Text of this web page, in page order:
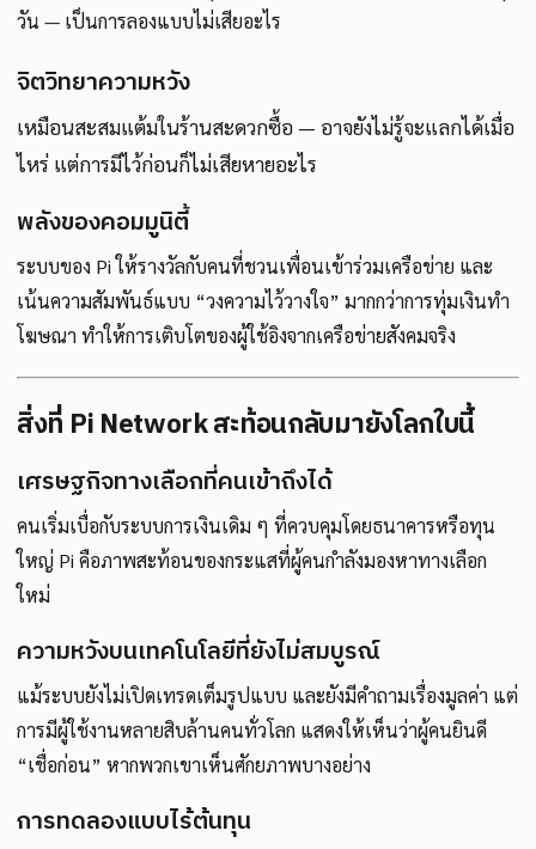
วัน — เป็นการลองแบบไม่เสียอะไร
จิตวิทยาความหวัง
เหมือนสะสมแต้มในร้านสะดวกซื้อ — อาจยังไม่รู้จะแลกได้เมื่อ
ไหร่ แต่การมีไว้ก่อนก็ไม่เสียหายอะไร
พลังของคอมมูนิตี้
ระบบของ Pi ให้รางวัลกับคนที่ชวนเพื่อนเข้าร่วมเครือข่าย และ
เน้นความสัมพันธ์แบบ “วงความไว้วางใจ” มากกว่าการทุ่มเงินทำ
โฆษณา ทำให้การเติบโตของผู้ใช้อิงจากเครือข่ายสังคมจริง
สิ่งที่ Pi Network สะท้อนกลับมายังโลกใบนี้
เศรษฐกิจทางเลือกที่คนเข้าถึงได้
คนเริ่มเบื่อกับระบบการเงินเดิม ๆ ที่ควบคุมโดยธนาคารหรือทุน
ใหญ่ Pi คือภาพสะท้อนของกระแสที่ผู้คนกำลังมองหาทางเลือก
ใหม่
ความหวังบนเทคโนโลยีที่ยังไม่สมบูรณ์
แม้ระบบยังไม่เปิดเทรดเต็มรูปแบบ และยังมีคำถามเรื่องมูลค่า แต่
การมีผู้ใช้งานหลายสิบล้านคนทั่วโลก แสดงให้เห็นว่าผู้คนยินดี
“เชื่อก่อน” หากพวกเขาเห็นศักยภาพบางอย่าง
การทดลองแบบไร้ต้นทุน